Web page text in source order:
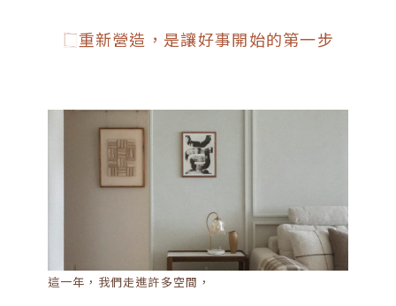
重新營造，是讓好事開始的第一步
這一年，我們走進許多空間，